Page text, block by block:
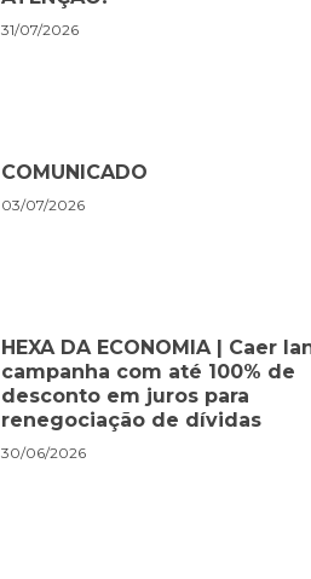
31/07/2026
COMUNICADO
03/07/2026
HEXA DA ECONOMIA | Caer
campanha com até 100% de
desconto em juros para
renegociação de dívidas
30/06/2026